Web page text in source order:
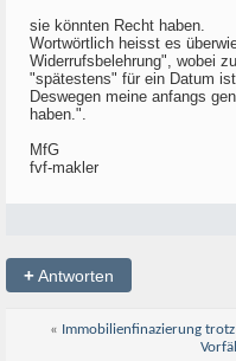
sie könnten Recht haben.
Wortwörtlich heisst es
Widerrufsbelehrung", wobei
"spätestens" für ein Datum
Deswegen meine anfangs
haben.".
MfG
fvf-makler
+Antworten
« Immobilienfinazierung